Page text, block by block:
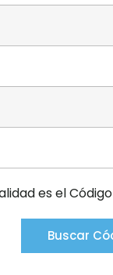
es el
Buscar